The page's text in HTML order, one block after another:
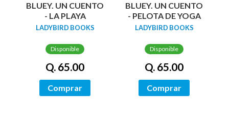
BLUEY. UN CUENTO
- LA PLAYA
LADYBIRD BOOKS
Disponible
Q. 65.00
Comprar
BLUEY. UN CUENTO
- PELOTA DE YOGA
LADYBIRD BOOKS
Disponible
Q. 65.00
Comprar